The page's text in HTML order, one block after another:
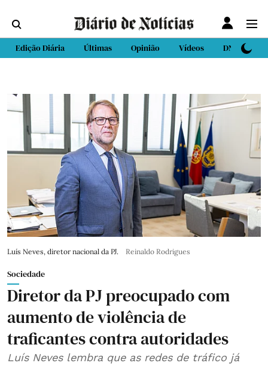
Edição Diária Últimas Opinião Vídeos DN Sport
Luís Neves, diretor nacional da PJ. Reinaldo Rodrigues
Sociedade
Diretor da PJ preocupado com
aumento de violência de
traficantes contra autoridades
Luís Neves lembra que as redes de tráfico já